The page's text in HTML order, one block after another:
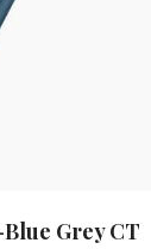
Grey CT